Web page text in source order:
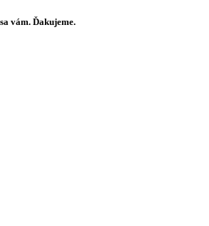
vám. Ďakujeme.